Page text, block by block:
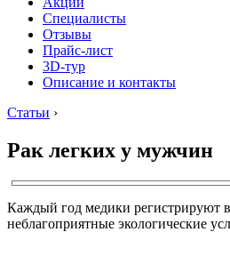
Специалисты
Отзывы
Прайс-лист
3D-тур
Описание и контакты
Статьи ›
Рак легких у мужчин
Каждый год медики регистрируют
неблагоприятные экологические